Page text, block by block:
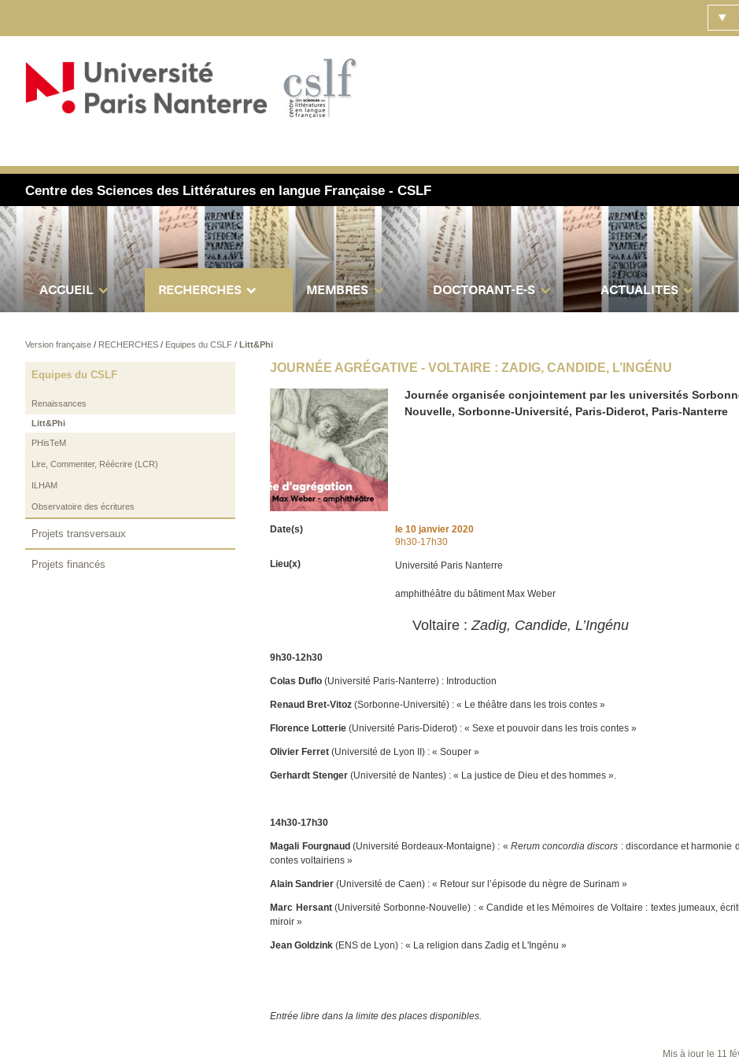
Centre des Sciences des Littératures en langue Française - CSLF
ACCUEIL RECHERCHES MEMBRES DOCTORANT-E-S ACTUALITES
Version française/ RECHERCHES/ Equipes du CSLF/ Litt&Phi
JOURNÉE AGRÉGATIVE - VOLTAIRE : ZADIG, CANDIDE, L’INGÉNU
Journée organisée conjointement par les universités
Nouvelle, Sorbonne-Université, Paris-Diderot, Paris-Nanterre
Date(s) le 10 janvier 2020
9h30-17h30
Lieu(x)
Université Paris Nanterre
amphithéâtre du bâtiment Max Weber
Voltaire :Zadig, Candide, L’Ingénu
9h30-12h30
Colas Duflo (Université Paris-Nanterre) : Introduction
Renaud Bret-Vitoz (Sorbonne-Université) : « Le théâtre dans les trois contes »
Florence Lotterie (Université Paris-Diderot) : « Sexe et pouvoir dans les trois contes »
Olivier Ferret (Université de Lyon II) : « Souper »
Gerhardt Stenger (Université de Nantes) : « La justice de Dieu et des hommes ».
14h30-17h30
Magali Fourgnaud (Université Bordeaux-Montaigne) : « Rerum concordia discors : discordance et harmonie
contes voltairiens »
Alain Sandrier (Université de Caen) : « Retour sur l’épisode du nègre de Surinam »
Marc Hersant (Université Sorbonne-Nouvelle) : « Candide et les Mémoires de Voltaire : textes jumeaux,
miroir »
Jean Goldzink(ENS de Lyon) : « La religion dans Zadig et L'Ingénu »
Entrée libre dans la limite des places disponibles.
Mis à jour le 11
Equipes du CSLF
Renaissances
Litt&Phi
PHisTeM
Lire, Commenter, Réécrire (LCR)
ILHAM
Observatoire des écritures
Projets transversaux
Projets financés